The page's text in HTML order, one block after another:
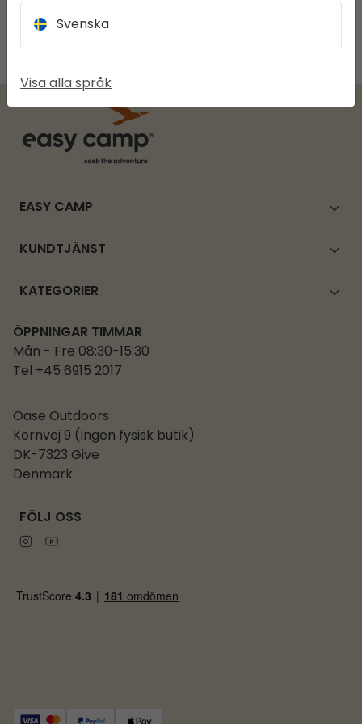
EASY CAMP
KUNDTJÄNST
KATEGORIER
ÖPPNINGAR TIMMAR
Mån - Fre 08:30-15:30
Tel +45 6915 2017
Oase Outdoors
Kornvej 9 (Ingen fysisk butik)
DK-7323 Give
Denmark
FÖLJ OSS
Instagram
Youtube
Svenska
Visa alla språk